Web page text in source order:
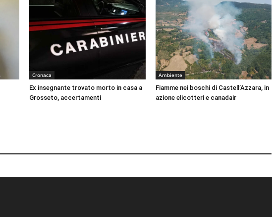
Cronaca
Ex insegnante trovato morto in casa a
Grosseto, accertamenti
Ambiente
Fiamme nei boschi di Castell’Azzara, in
azione elicotteri e canadair